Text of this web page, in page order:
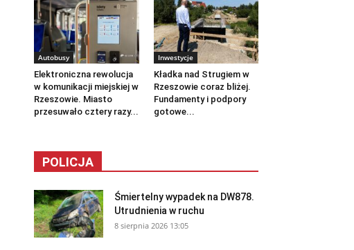
Autobusy
Elektroniczna rewolucja
w komunikacji miejskiej w
Rzeszowie. Miasto
przesuwało cztery razy...
Inwestycje
Kładka nad Strugiem w
Rzeszowie coraz bliżej.
Fundamenty i podpory
gotowe...
POLICJA
Śmiertelny wypadek na DW878.
Utrudnienia w ruchu
8 sierpnia 2026 13:05